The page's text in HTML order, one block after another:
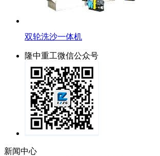
双轮洗沙一体机
隆中重工微信公众号
新闻中心